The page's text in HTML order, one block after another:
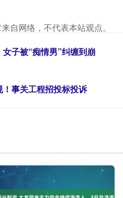
自网络，不代表本站观点。
子被“痴情男”纠缠到崩
事关工程招投标投诉